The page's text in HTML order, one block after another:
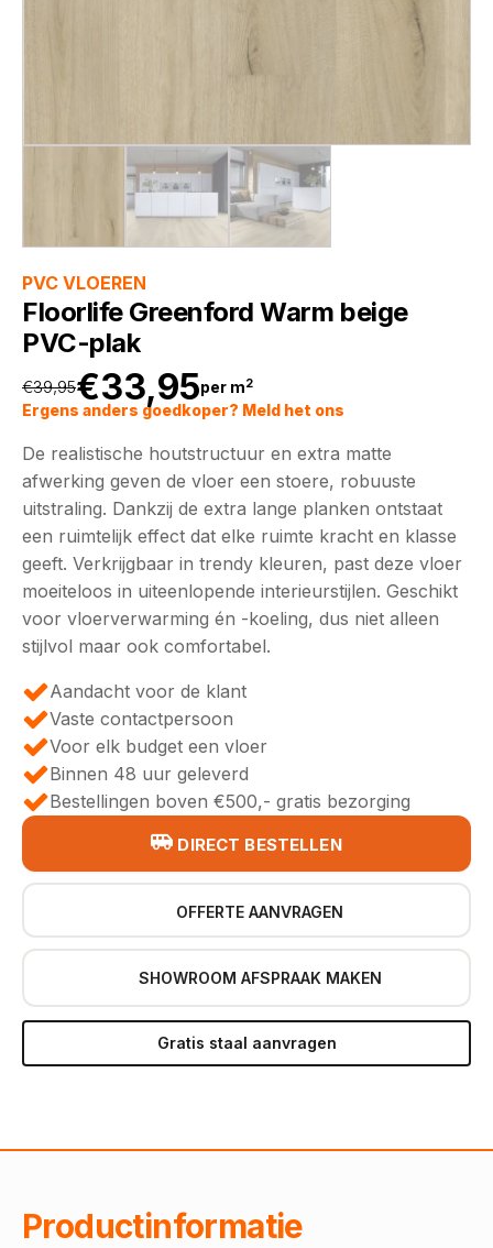
PVC VLOEREN
Floorlife Greenford Warm beige
PVC-plak
€39,95
Oorspronkelijke
prijs
was:
€39,95.
€33,95
Huidige
prijs
is:
€33,95.
per m2
Ergens anders goedkoper? Meld het ons
De realistische houtstructuur en extra matte
afwerking geven de vloer een stoere, robuuste
uitstraling. Dankzij de extra lange planken ontstaat
een ruimtelijk effect dat elke ruimte kracht en klasse
geeft. Verkrijgbaar in trendy kleuren, past deze vloer
moeiteloos in uiteenlopende interieurstijlen. Geschikt
voor vloerverwarming én -koeling, dus niet alleen
stijlvol maar ook comfortabel.
Aandacht voor de klant
Vaste contactpersoon
Voor elk budget een vloer
Binnen 48 uur geleverd
Bestellingen boven €500,- gratis bezorging
DIRECT BESTELLEN
OFFERTE AANVRAGEN
SHOWROOM AFSPRAAK MAKEN
Gratis staal aanvragen
Productinformatie